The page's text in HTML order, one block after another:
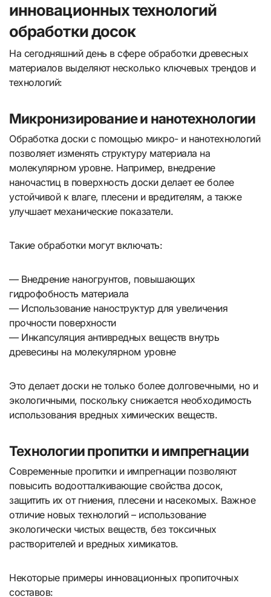
инновационных технологий
обработки досок
На сегодняшний день в сфере обработки древесных
материалов выделяют несколько ключевых трендов и
технологий:
Микронизирование и нанотехнологии
Обработка доски с помощью микро- и нанотехнологий
позволяет изменять структуру материала на
молекулярном уровне. Например, внедрение
наночастиц в поверхность доски делает ее более
устойчивой к влаге, плесени и вредителям, а также
улучшает механические показатели.
Такие обработки могут включать:
— Внедрение наногрунтов, повышающих
гидрофобность материала
— Использование наноструктур для увеличения
прочности поверхности
— Инкапсуляция антивредных веществ внутрь
древесины на молекулярном уровне
Это делает доски не только более долговечными, но и
экологичными, поскольку снижается необходимость
использования вредных химических веществ.
Технологии пропитки и импрегнации
Современные пропитки и импрегнации позволяют
повысить водоотталкивающие свойства досок,
защитить их от гниения, плесени и насекомых. Важное
отличие новых технологий – использование
экологически чистых веществ, без токсичных
растворителей и вредных химикатов.
Некоторые примеры инновационных пропиточных
составов: